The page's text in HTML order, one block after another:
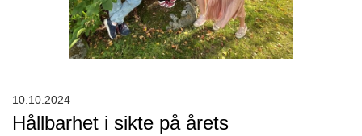
Hållbarhet i sikte på årets
10.10.2024